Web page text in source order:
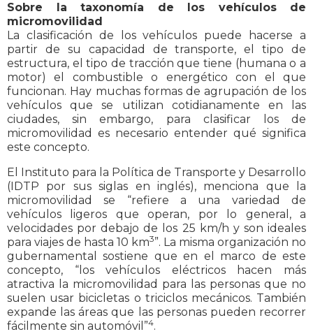
Sobre la taxonomía de los vehículos de
micromovilidad
La clasificación de los vehículos puede hacerse a
partir de su capacidad de transporte, el tipo de
estructura, el tipo de tracción que tiene (humana o a
motor) el combustible o energético con el que
funcionan. Hay muchas formas de agrupación de los
vehículos que se utilizan cotidianamente en las
ciudades, sin embargo, para clasificar los de
micromovilidad es necesario entender qué significa
este concepto.
El Instituto para la Política de Transporte y Desarrollo
(IDTP por sus siglas en inglés), menciona que la
micromovilidad se “refiere a una variedad de
vehículos ligeros que operan, por lo general, a
velocidades por debajo de los 25 km/h y son ideales
para viajes de hasta 10 km3”. La misma organización no
gubernamental sostiene que en el marco de este
concepto, “los vehículos eléctricos hacen más
atractiva la micromovilidad para las personas que no
suelen usar bicicletas o triciclos mecánicos. También
expande las áreas que las personas pueden recorrer
fácilmente sin automóvil”4.